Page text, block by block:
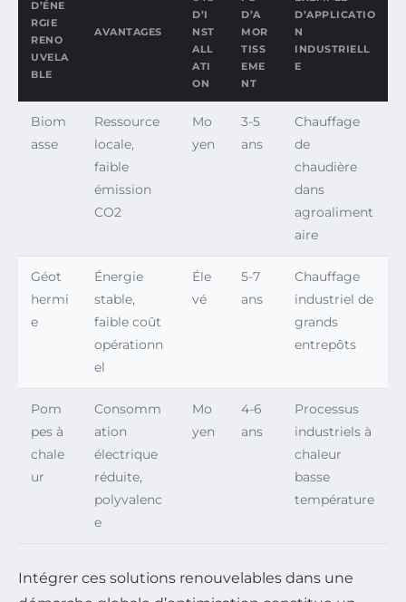
D’ÉNE
RGIE
RENO
UVELA
BLE
AVANTAGES
D’I
NST
ALL
ATI
ON
D’A
MOR
TISS
EME
NT
D’APPLICATIO
N
INDUSTRIELL
E
Biom
asse
Ressource
locale,
faible
émission
CO2
Mo
yen
3-5
ans
Chauffage
de
chaudière
dans
agroaliment
aire
Géot
hermi
e
Énergie
stable,
faible coût
opérationn
el
Éle
vé
5-7
ans
Chauffage
industriel de
grands
entrepôts
Pom
pes à
chale
ur
Consomm
ation
électrique
réduite,
polyvalenc
e
Mo
yen
4-6
ans
Processus
industriels à
chaleur
basse
température
Intégrer ces solutions renouvelables dans une